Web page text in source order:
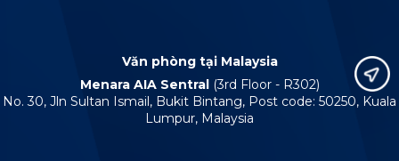
Văn phòng tại Malaysia
Menara AIA Sentral (3rd Floor - R302)
No. 30, Jln Sultan Ismail, Bukit Bintang, Post code: 50250, Kuala
Lumpur, Malaysia